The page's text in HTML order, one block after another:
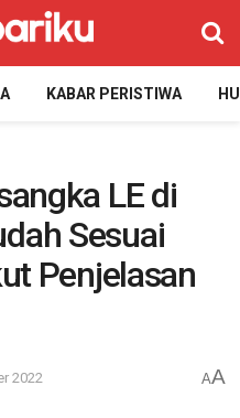
KABAR PERISTIWA
LE di
Sesuai
Penjelasan
2022 AA